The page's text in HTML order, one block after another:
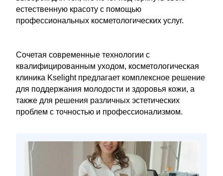
естественную красоту с помощью
профессиональных косметологических услуг.
Сочетая современные технологии с
квалифицированным уходом, косметологическая
клиника Kselight предлагает комплексное решение
для поддержания молодости и здоровья кожи, а
также для решения различных эстетических
проблем с точностью и профессионализмом.